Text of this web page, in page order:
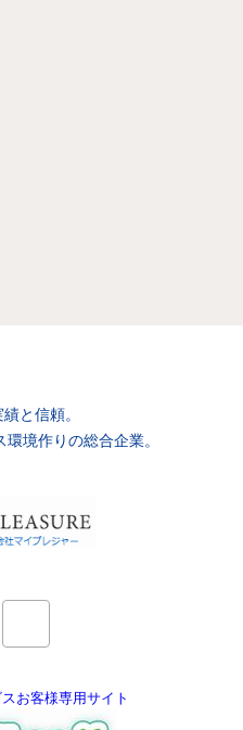
と信頼。
境作りの総合企業。